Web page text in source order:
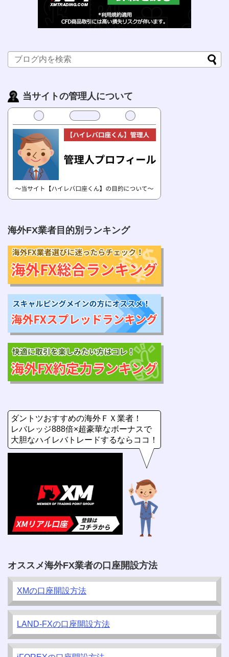
当サイトの管理人について
海外FX業者目的別ランキング
ダントツおすすめの海外ＦＸ業者！
レバレッジ888倍×超豪華なボーナスで
大胆なハイレバトレードするならココ！
オススメ海外FX業者の口座開設方法
XMの口座開設方法
LAND-FXの口座開設方法